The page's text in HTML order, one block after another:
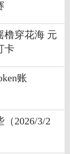
橹穿花海 元
卡
账
2026/3/2